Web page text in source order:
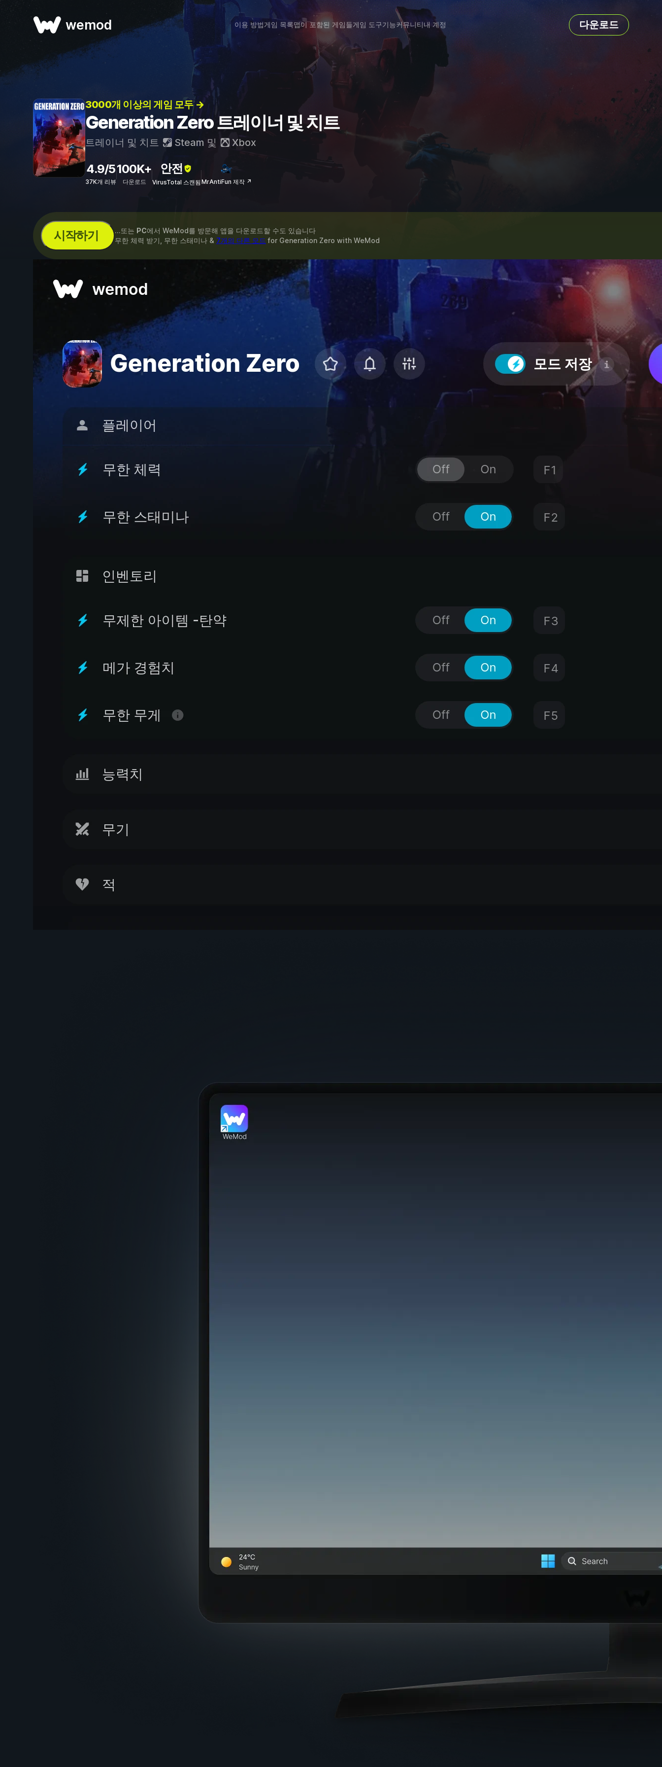
wemod 이용 방법게임 목록맵이 포함된 게임들게임 도구기능커뮤니티내 계정 다운로드
3000개 이상의 게임 모두 →
Generation Zero 트레이너 및 치트
트레이너 및 치트 Steam 및 Xbox
4.9/5
37K개 리뷰
100K+
다운로드
안전
VirusTotal 스캔됨MrAntiFun 제작 ↗
시작하기 ...또는 PC에서 WeMod를 방문해 앱을 다운로드할 수도 있습니다
무한 체력 받기, 무한 스태미나 & 7개의 다른 모드 for Generation Zero with WeMod